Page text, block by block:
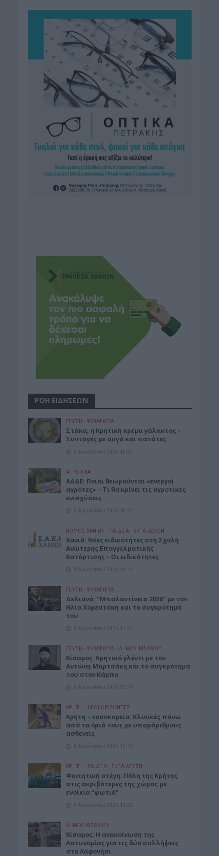
ΡΟΗ ΕΙΔΗΣΕΩΝ
ΓΕΎΣΗ - ΨΥΧΑΓΩΓΊΑ
Στάκα, η Κρητική κρέμα γάλακτος –
Συνταγές με αυγά και πατάτες
8 Αυγούστου 2026 16:30
ΑΓΡΟΤΙΚΑ
ΑΑΔΕ: Ποιοι θεωρούνται «ενεργοί
αγρότες» – Τι θα κρίνει τις αγροτικές
ενισχύσεις
8 Αυγούστου 2026 16:27
ΝΟΜΌΣ ΧΑΝΊΩΝ • ΠΑΙΔΕΙΑ - ΕΚΠΑΙΔΕΥΣΗ
Χανιά: Νέες ειδικότητες στη Σχολή
Ανώτερης Επαγγελματικής
Κατάρτισης – Οι ειδικότητες
8 Αυγούστου 2026 16:19
ΓΕΎΣΗ - ΨΥΧΑΓΩΓΊΑ
Δελιανά: “Μπαλαντίνεια 2026” με τον
Ηλία Χορευτάκη και το συγκρότημά
του
8 Αυγούστου 2026 14:03
ΓΕΎΣΗ - ΨΥΧΑΓΩΓΊΑ • ΔΉΜΟΣ ΚΙΣΆΜΟΥ
Kίσαμος: Κρητικό γλέντι με τον
Αντώνη Μαρτσάκη και το συγκρότημά
του στον Κάμπο
8 Αυγούστου 2026 13:59
ΚΡΗΤΗ • ΝΕΟΙ ΟΡΙΖΟΝΤΕΣ
Κρήτη – νοσοκομεία: Κλινικές πάνω
από τα όριά τους με υπαράριθμους
ασθενείς
8 Αυγούστου 2026 13:10
ΚΡΗΤΗ • ΠΑΙΔΕΙΑ - ΕΚΠΑΙΔΕΥΣΗ
Φοιτητική στέγη: Πόλη της Κρήτης
στις ακριβότερες της χώρας με
ενοίκια “φωτιά”
8 Αυγούστου 2026 11:53
ΔΉΜΟΣ ΚΙΣΆΜΟΥ
Κίσαμος: Η ανακοίνωση της
Αστυνομίας για τις δύο συλλήψεις
στο Λαφονήσι